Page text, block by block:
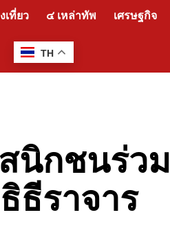
เที่ยว ๔ เหล่าทัพ เศรษฐกิจ
TH
นิกชนร่วม
ธีราจาร